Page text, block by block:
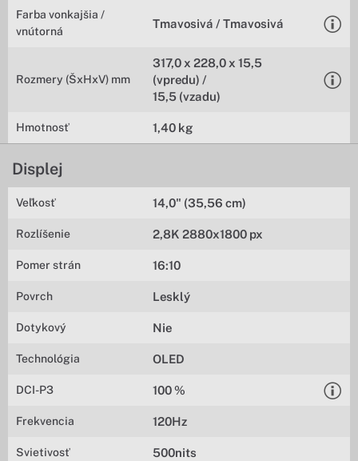
Farba vonkajšia /
vnútorná
Tmavosivá / Tmavosivá
Rozmery (ŠxHxV) mm
317,0 x 228,0 x 15,5
(vpredu) /
15,5 (vzadu)
Hmotnosť 1,40 kg
Displej
Veľkosť 14,0" (35,56 cm)
Rozlíšenie 2,8K 2880x1800 px
Pomer strán 16:10
Povrch Lesklý
Dotykový Nie
Technológia OLED
DCI-P3 100 %
Frekvencia 120Hz
Svietivosť 500nits